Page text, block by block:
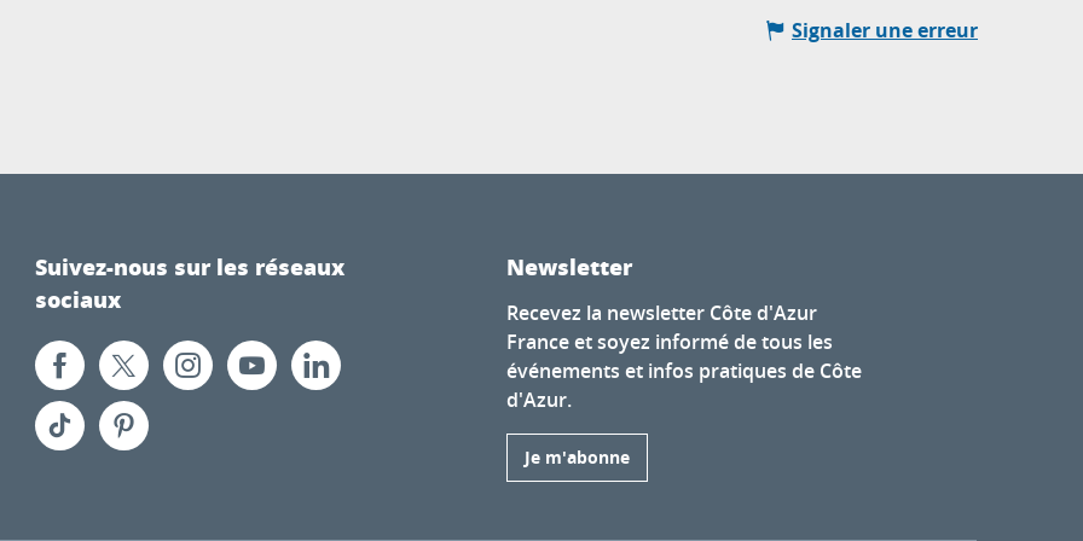
Signaler une erreur
Suivez-nous sur les réseaux
sociaux
Newsletter
Recevez la newsletter Côte d'Azur
France et soyez informé de tous les
événements et infos pratiques de Côte
d'Azur.
Je m'abonne